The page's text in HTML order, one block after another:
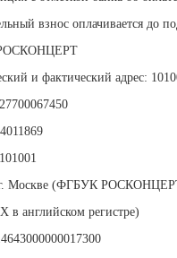
взнос оплачивается до
и фактический адрес:
Москве (ФГБУК РОСКОНЦЕРТ
в английском регистре)